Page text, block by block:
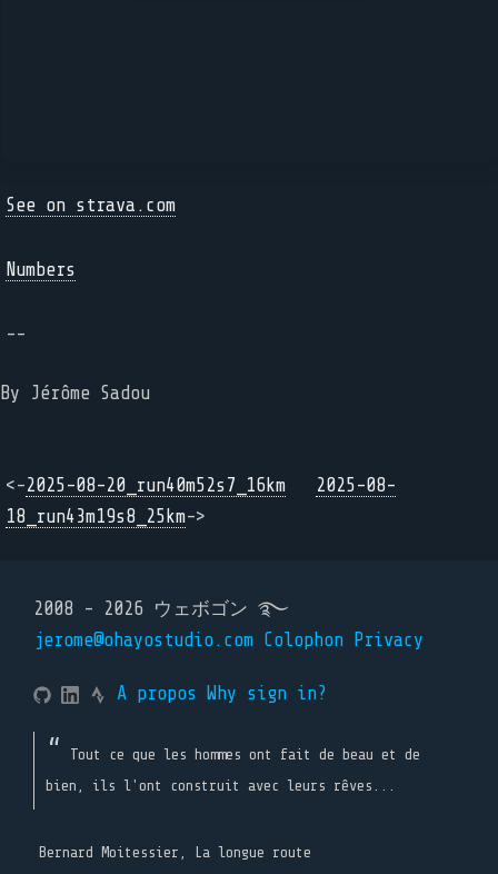
See on strava.com
Numbers
--
By Jérôme Sadou
<-2025-08-20_run40m52s7_16km
2025-08-
18_run43m19s8_25km->
2008 - 2026 ウェボゴン ࿐
jerome@ohayostudio.com Colophon Privacy
A propos Why sign in?
Tout ce que les hommes ont fait de beau et de
bien, ils l'ont construit avec leurs rêves...
Bernard Moitessier, La longue route